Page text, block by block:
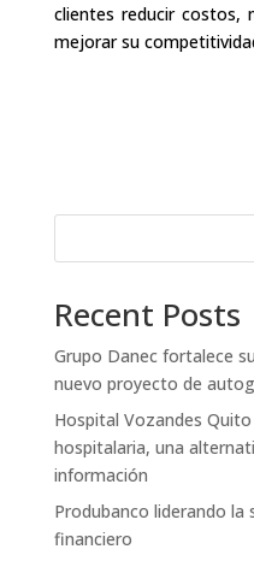
clientes reducir costos,
mejorar su
Recent Posts
Grupo Danec fortalece
nuevo proyecto de
Hospital Vozandes
hospitalaria, una
información
Produbanco liderando
financiero